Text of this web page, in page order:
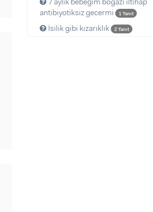
antibiyotiksiz gecermi
1 Yanıt
İsilik gibi kızarıklık 2 Yanıt